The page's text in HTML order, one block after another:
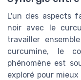
L'un des aspects
noir avec le
travailler
curcumine, le
phénomène est
exploré pour